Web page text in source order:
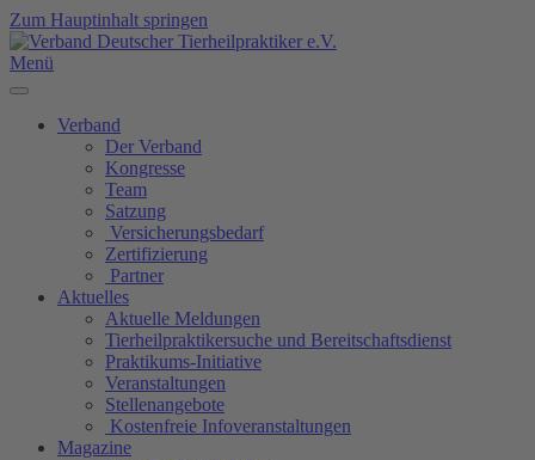
Zum Hauptinhalt springen
Menü
Verband
Der Verband
Kongresse
Team
Satzung
Versicherungsbedarf
Zertifizierung
Partner
Aktuelles
Aktuelle Meldungen
Tierheilpraktikersuche und Bereitschaftsdienst
Praktikums-Initiative
Veranstaltungen
Stellenangebote
Kostenfreie Infoveranstaltungen
Magazine